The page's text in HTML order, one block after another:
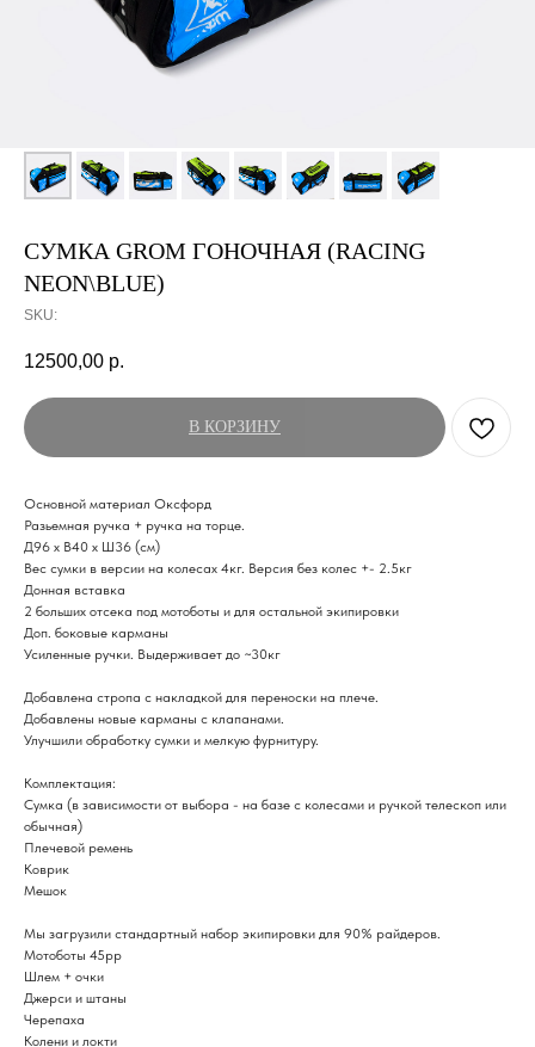
СУМКА GROM ГОНОЧНАЯ (RACING
NEON\BLUE)
SKU:
12500,00 р.
В КОРЗИНУ
Основной материал Оксфорд
Разьемная ручка + ручка на торце.
Д96 х В40 х Ш36 (см)
Вес сумки в версии на колесах 4кг. Версия без колес +- 2.5кг
Донная вставка
2 больших отсека под мотоботы и для остальной экипировки
Доп. боковые карманы
Усиленные ручки. Выдерживает до ~30кг
Добавлена стропа с накладкой для переноски на плече.
Добавлены новые карманы с клапанами.
Улучшили обработку сумки и мелкую фурнитуру.
Комплектация:
Сумка (в зависимости от выбора - на базе с колесами и ручкой телескоп или
обычная)
Плечевой ремень
Коврик
Мешок
Мы загрузили стандартный набор экипировки для 90% райдеров.
Мотоботы 45рр
Шлем + очки
Джерси и штаны
Черепаха
Колени и локти